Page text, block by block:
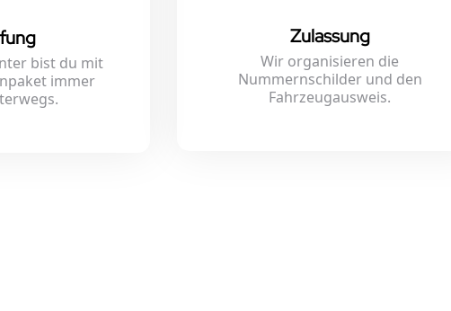
bist du mit
immer
Zulassung
Wir organisieren die
Nummernschilder und den
Fahrzeugausweis.